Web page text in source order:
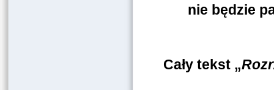
nie będzie
Cały tekst „